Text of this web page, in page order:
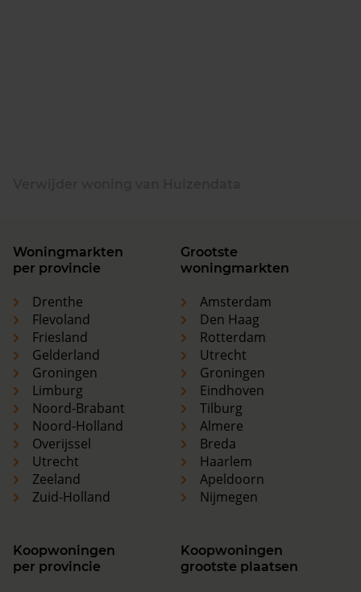
Woningmarkten
per provincie
Drenthe
Flevoland
Friesland
Gelderland
Groningen
Limburg
Noord-Brabant
Noord-Holland
Overijssel
Utrecht
Zeeland
Zuid-Holland
Grootste
woningmarkten
Amsterdam
Den Haag
Rotterdam
Utrecht
Groningen
Eindhoven
Tilburg
Almere
Breda
Haarlem
Apeldoorn
Nijmegen
Koopwoningen
per provincie
Koopwoningen
grootste plaatsen